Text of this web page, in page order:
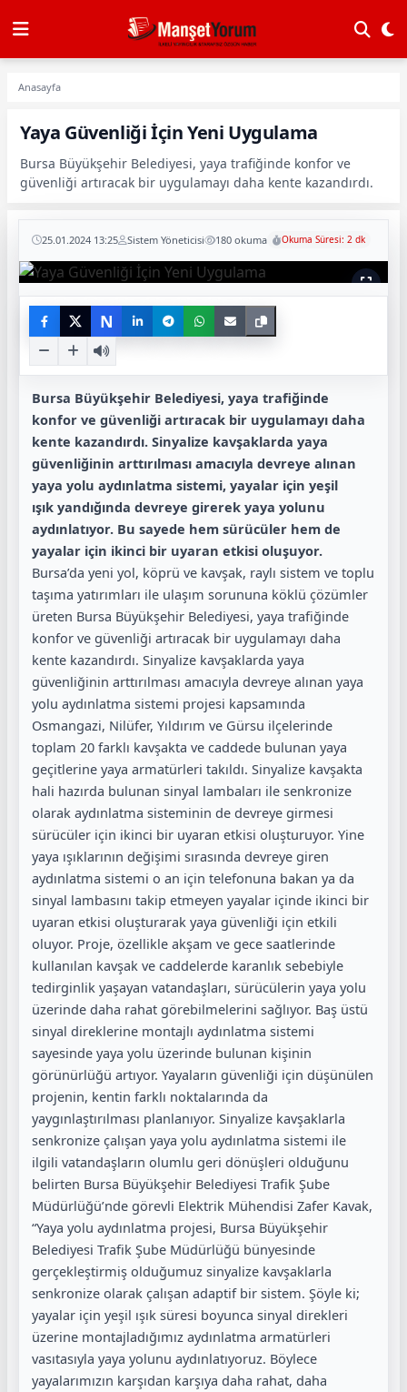
Anasayfa
Yaya Güvenliği İçin Yeni Uygulama
Bursa Büyükşehir Belediyesi, yaya trafiğinde konfor ve
güvenliği artıracak bir uygulamayı daha kente kazandırdı.
25.01.2024 13:25 Sistem Yöneticisi 180 okuma Okuma Süresi: 2 dk
N
Bursa Büyükşehir Belediyesi, yaya trafiğinde
konfor ve güvenliği artıracak bir uygulamayı daha
kente kazandırdı. Sinyalize kavşaklarda yaya
güvenliğinin arttırılması amacıyla devreye alınan
yaya yolu aydınlatma sistemi, yayalar için yeşil
ışık yandığında devreye girerek yaya yolunu
aydınlatıyor. Bu sayede hem sürücüler hem de
yayalar için ikinci bir uyaran etkisi oluşuyor.
Bursa’da yeni yol, köprü ve kavşak, raylı sistem ve toplu
taşıma yatırımları ile ulaşım sorununa köklü çözümler
üreten Bursa Büyükşehir Belediyesi, yaya trafiğinde
konfor ve güvenliği artıracak bir uygulamayı daha
kente kazandırdı. Sinyalize kavşaklarda yaya
güvenliğinin arttırılması amacıyla devreye alınan yaya
yolu aydınlatma sistemi projesi kapsamında
Osmangazi, Nilüfer, Yıldırım ve Gürsu ilçelerinde
toplam 20 farklı kavşakta ve caddede bulunan yaya
geçitlerine yaya armatürleri takıldı. Sinyalize kavşakta
hali hazırda bulunan sinyal lambaları ile senkronize
olarak aydınlatma sisteminin de devreye girmesi
sürücüler için ikinci bir uyaran etkisi oluşturuyor. Yine
yaya ışıklarının değişimi sırasında devreye giren
aydınlatma sistemi o an için telefonuna bakan ya da
sinyal lambasını takip etmeyen yayalar içinde ikinci bir
uyaran etkisi oluşturarak yaya güvenliği için etkili
oluyor. Proje, özellikle akşam ve gece saatlerinde
kullanılan kavşak ve caddelerde karanlık sebebiyle
tedirginlik yaşayan vatandaşları, sürücülerin yaya yolu
üzerinde daha rahat görebilmelerini sağlıyor. Baş üstü
sinyal direklerine montajlı aydınlatma sistemi
sayesinde yaya yolu üzerinde bulunan kişinin
görünürlüğü artıyor. Yayaların güvenliği için düşünülen
projenin, kentin farklı noktalarında da
yaygınlaştırılması planlanıyor. Sinyalize kavşaklarla
senkronize çalışan yaya yolu aydınlatma sistemi ile
ilgili vatandaşların olumlu geri dönüşleri olduğunu
belirten Bursa Büyükşehir Belediyesi Trafik Şube
Müdürlüğü’nde görevli Elektrik Mühendisi Zafer Kavak,
“Yaya yolu aydınlatma projesi, Bursa Büyükşehir
Belediyesi Trafik Şube Müdürlüğü bünyesinde
gerçekleştirmiş olduğumuz sinyalize kavşaklarla
senkronize olarak çalışan adaptif bir sistem. Şöyle ki;
yayalar için yeşil ışık süresi boyunca sinyal direkleri
üzerine montajladığımız aydınlatma armatürleri
vasıtasıyla yaya yolunu aydınlatıyoruz. Böylece
yayalarımızın karşıdan karşıya daha rahat, daha